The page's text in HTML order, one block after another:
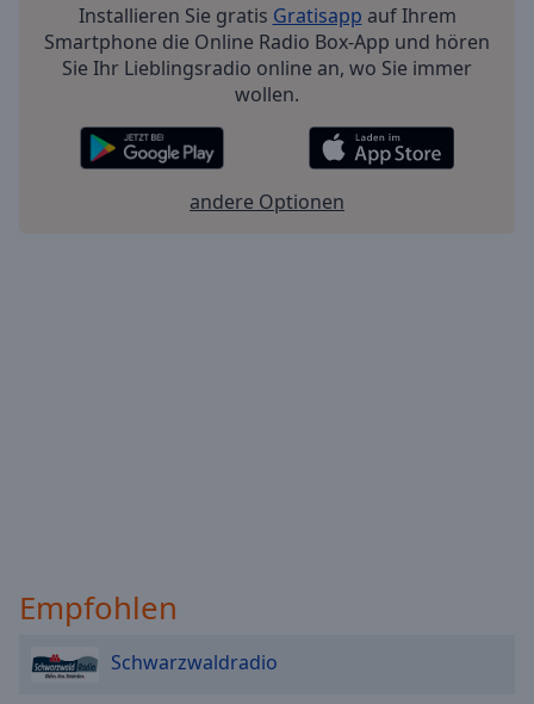
Installieren Sie gratis Gratisapp auf Ihrem
Smartphone die Online Radio Box-App und hören
Sie Ihr Lieblingsradio online an, wo Sie immer
wollen.
andere Optionen
Empfohlen
Schwarzwaldradio